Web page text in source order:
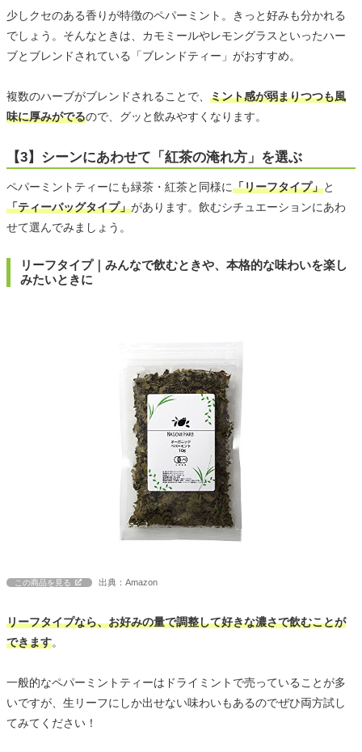
少しクセのある香りが特徴のペパーミント。きっと好みも分かれる
でしょう。そんなときは、カモミールやレモングラスといったハー
ブとブレンドされている「ブレンドティー」がおすすめ。
複数のハーブがブレンドされることで、 ミント感が弱まりつつも風
味に厚みがでるので、グッと飲みやすくなります。
【3】シーンにあわせて「紅茶の淹れ方」を選ぶ
ペパーミントティーにも緑茶・紅茶と同様に「リーフタイプ」と
「ティーバッグタイプ」があります。飲むシチュエーションにあわ
せて選んでみましょう。
リーフタイプ｜みんなで飲むときや、本格的な味わいを楽し
みたいときに
この商品を見る 出典：Amazon
リーフタイプなら、お好みの量で調整して好きな濃さで飲むことが
できます。
一般的なペパーミントティーはドライミントで売っていることが多
いですが、生リーフにしか出せない味わいもあるのでぜひ両方試し
てみてください！